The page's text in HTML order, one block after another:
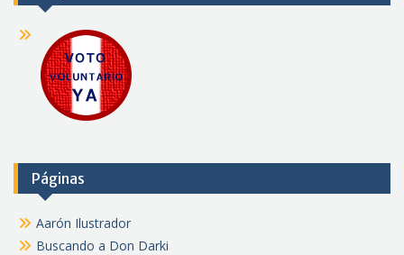
Páginas
Aarón Ilustrador
Buscando a Don Darki